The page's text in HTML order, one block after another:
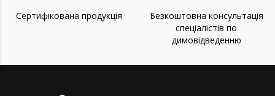
Сертифікована продукція
Безкоштовна консультація
спеціалістів по
димовідведенню